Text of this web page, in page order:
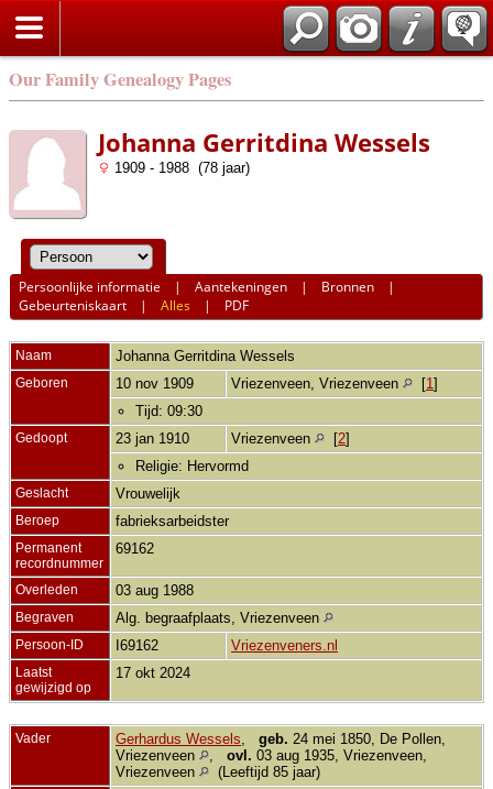
Our Family Genealogy Pages
Johanna Gerritdina Wessels
1909 - 1988 (78 jaar)
Persoonlijke informatie |Aantekeningen | Bronnen |
Gebeurteniskaart |Alles | PDF
Naam Johanna Gerritdina Wessels
Geboren 10 nov 1909 Vriezenveen, Vriezenveen [1 ]
Tijd: 09:30
Gedoopt 23 jan 1910 Vriezenveen [2]
Religie: Hervormd
Geslacht Vrouwelijk
Beroep fabrieksarbeidster
Permanent
recordnummer
69162
Overleden 03 aug 1988
Begraven Alg. begraafplaats, Vriezenveen
Persoon-ID I69162 Vriezenveners.nl
Laatst
gewijzigd op
17 okt 2024
Vader Gerhardus Wessels geb. 24 mei 1850, De Pollen,
Vriezenveen
ovl. 03 aug 1935, Vriezenveen,
Vriezenveen
(Leeftijd 85 jaar)